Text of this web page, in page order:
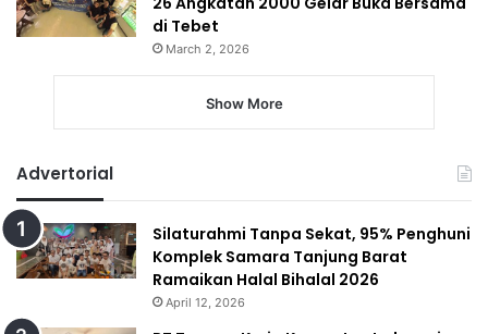
di Tebet
March 2, 2026
Show More
Advertorial
Silaturahmi Tanpa Sekat, 95% Penghuni
Komplek Samara Tanjung Barat
Ramaikan Halal Bihalal 2026
April 12, 2026